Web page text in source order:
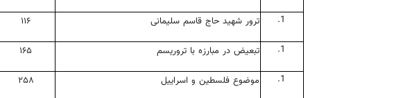
ترور شهید حاج قاسم سلیمانی ۱۱۶
تبعیض در مبارزه با تروریسم ۱۶۵
موضوع فلسطین و اسراییل ۲۵۸